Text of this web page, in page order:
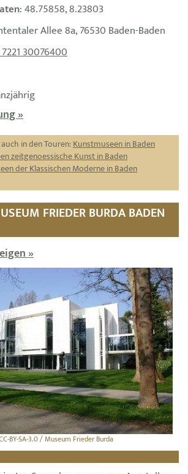
: 48.75858, 8.23803
Allee 8a, 76530 Baden-Baden
30076400
»
in den Touren:Kunstmuseen in Baden
zeitgenoessische Kunst in Baden
der Klassischen Moderne in Baden
FRIEDER BURDA BADEN
»
BY-SA-3.0 / Museum Frieder Burda